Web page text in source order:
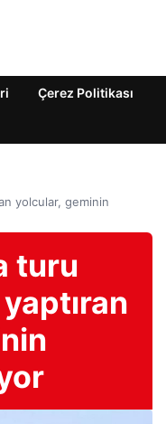
Çerez Politikası
yolcular, geminin
turu